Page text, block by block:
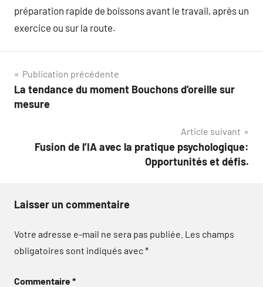
préparation rapide de boissons avant le travail, après un
exercice ou sur la route.
Navigation
de
Publication précédente
La tendance du moment Bouchons d’oreille sur
mesure
Article suivant
Fusion de l’IA avec la pratique psychologique:
Opportunités et défis.
Laisser un commentaire
Votre adresse e-mail ne sera pas publiée. Les champs
obligatoires sont indiqués avec*
Commentaire*